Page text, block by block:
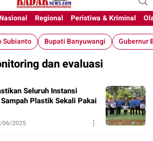
M-Radar News
media online
Regional Peristiwa & Kriminal
Subianto Bupati Banyuwangi Gubernur
dan evaluasi
Seluruh Instansi
Plastik Sekali Pakai
06/2025